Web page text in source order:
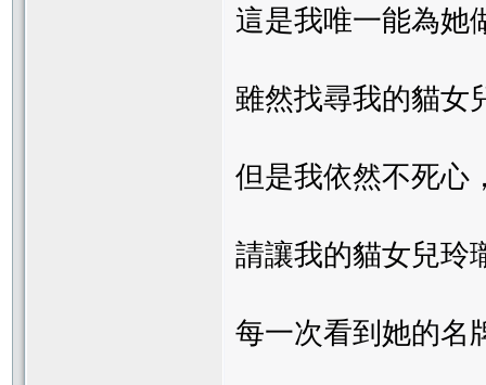
這是我唯一能為她
雖然找尋我的貓女
但是我依然不死心
請讓我的貓女兒玲
每一次看到她的名